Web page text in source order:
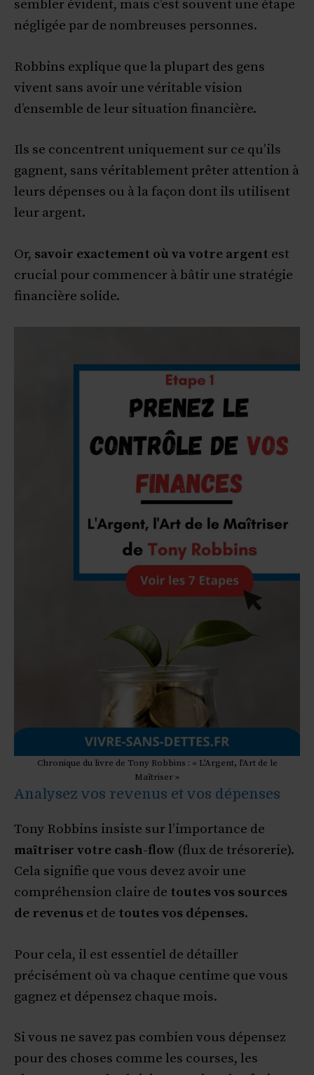
sembler évident, mais c’est souvent une étape
négligée par de nombreuses personnes.
Robbins explique que la plupart des gens
vivent sans avoir une véritable vision
d’ensemble de leur situation financière.
Ils se concentrent uniquement sur ce qu’ils
gagnent, sans véritablement prêter attention à
leurs dépenses ou à la façon dont ils utilisent
leur argent.
Or, savoir exactement où va votre argent est
crucial pour commencer à bâtir une stratégie
financière solide.
Chronique du livre de Tony Robbins : « L’Argent, l’Art de le
Maîtriser »
Analysez vos revenus et vos dépenses
Tony Robbins insiste sur l’importance de
maîtriser votre cash-flow (flux de trésorerie).
Cela signifie que vous devez avoir une
compréhension claire de toutes vos sources
de revenus et de toutes vos dépenses.
Pour cela, il est essentiel de détailler
précisément où va chaque centime que vous
gagnez et dépensez chaque mois.
Si vous ne savez pas combien vous dépensez
pour des choses comme les courses, les